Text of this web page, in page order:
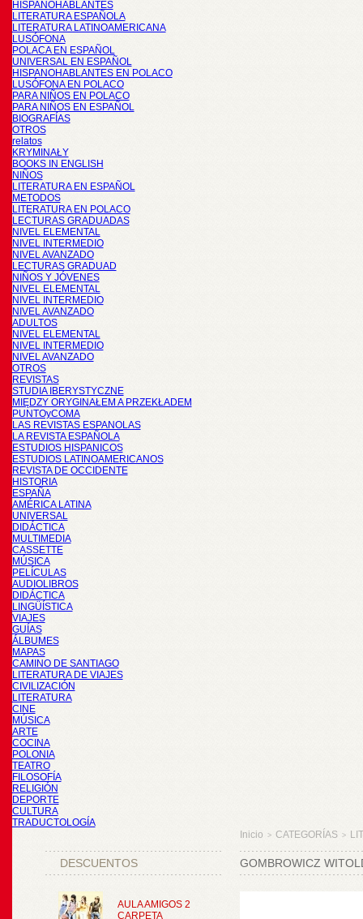
HISPANOHABLANTES
LITERATURA ESPAÑOLA
LITERATURA LATINOAMERICANA
LUSÓFONA
POLACA EN ESPAÑOL
UNIVERSAL EN ESPAÑOL
HISPANOHABLANTES EN POLACO
LUSÓFONA EN POLACO
PARA NIÑOS EN POLACO
PARA NIÑOS EN ESPAÑOL
BIOGRAFÍAS
OTROS
relatos
KRYMINAŁY
BOOKS IN ENGLISH
NIÑOS
LITERATURA EN ESPAÑOL
METODOS
LITERATURA EN POLACO
LECTURAS GRADUADAS
NIVEL ELEMENTAL
NIVEL INTERMEDIO
NIVEL AVANZADO
LECTURAS GRADUAD
NIÑOS Y JÓVENES
NIVEL ELEMENTAL
NIVEL INTERMEDIO
NIVEL AVANZADO
ADULTOS
NIVEL ELEMENTAL
NIVEL INTERMEDIO
NIVEL AVANZADO
OTROS
REVISTAS
STUDIA IBERYSTYCZNE
MIĘDZY ORYGINAŁEM A PRZEKŁADEM
PUNTOyCOMA
LAS REVISTAS ESPANOLAS
LA REVISTA ESPAÑOLA
ESTUDIOS HISPANICOS
ESTUDIOS LATINOAMERICANOS
REVISTA DE OCCIDENTE
HISTORIA
ESPAÑA
AMÉRICA LATINA
UNIVERSAL
DIDÁCTICA
MULTIMEDIA
CASSETTE
MÚSICA
PELÍCULAS
AUDIOLIBROS
DIDÁCTICA
LINGÜÍSTICA
VIAJES
GUÍAS
ÁLBUMES
MAPAS
CAMINO DE SANTIAGO
LITERATURA DE VIAJES
CIVILIZACIÓN
LITERATURA
CINE
MÚSICA
ARTE
COCINA
POLONIA
TEATRO
FILOSOFÍA
RELIGIÓN
DEPORTE
CULTURA
TRADUCTOLOGÍA
DESCUENTOS
AULA AMIGOS 2
CARPETA
Inicio > CATEGORÍAS >
GOMBROWICZ